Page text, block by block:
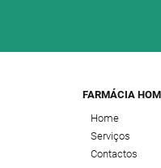
FARMÁCIA
Home
Serviços
Contactos